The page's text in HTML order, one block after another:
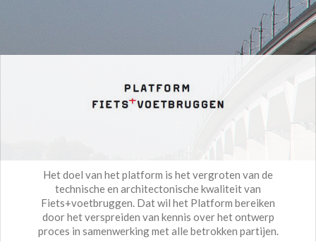
Het doel van het platform is het vergroten van de
technische en architectonische kwaliteit van
Fiets+voetbruggen. Dat wil het Platform bereiken
door het verspreiden van kennis over het ontwerp
proces in samenwerking met alle betrokken partijen.